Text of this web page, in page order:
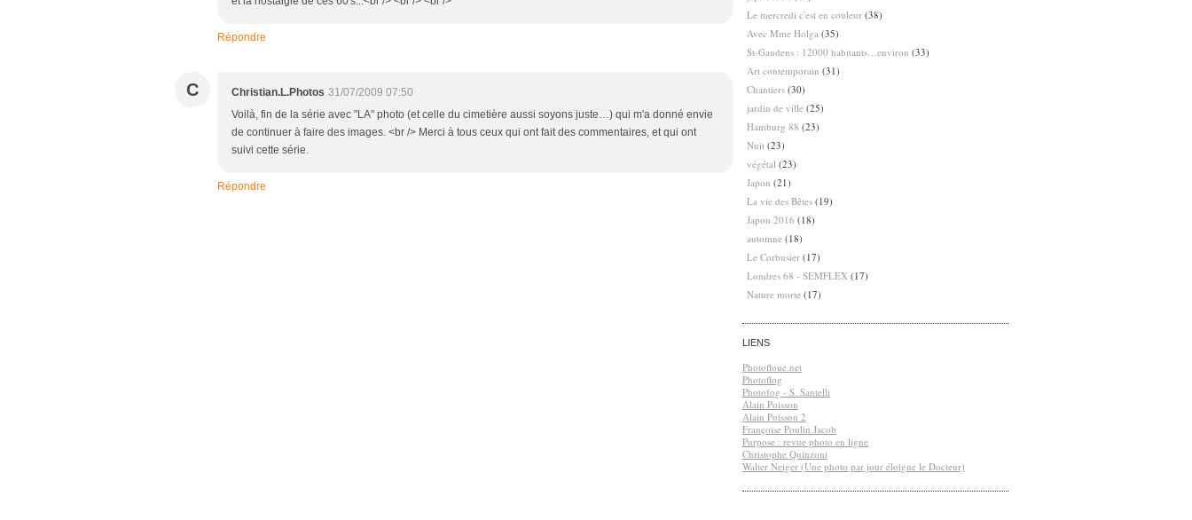
Répondre
C Christian.L.Photos 31/07/2009 07:50
Voilà, fin de la série avec "LA" photo (et celle du cimetière aussi soyons juste…) qui m'a donné envie
de continuer à faire des images. <br /> Merci à tous ceux qui ont fait des commentaires, et qui ont
suivi cette série.
Répondre
Le mercredi c'est en couleur (38)
Avec Mme Holga (35)
St-Gaudens : 12000 habitants…environ (33)
Art contemporain (31)
Chantiers (30)
jardin de ville (25)
Hamburg 88 (23)
Nuit (23)
végétal (23)
Japon (21)
La vie des Bêtes (19)
Japon 2016 (18)
automne (18)
Le Corbusier (17)
Londres 68 - SEMFLEX (17)
Nature morte (17)
LIENS
Photofloue.net
Photoflog
Photofog - S. Santelli
Alain Poisson
Alain Poisson 2
Françoise Poulin Jacob
Purpose : revue photo en ligne
Christophe Quinzoni
Walter Neiger (Une photo par jour éloigne le Docteur)